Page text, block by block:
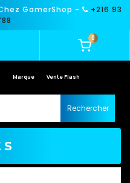
GamerShop -
+216 93
0
Marque Vente Flash
Rechercher